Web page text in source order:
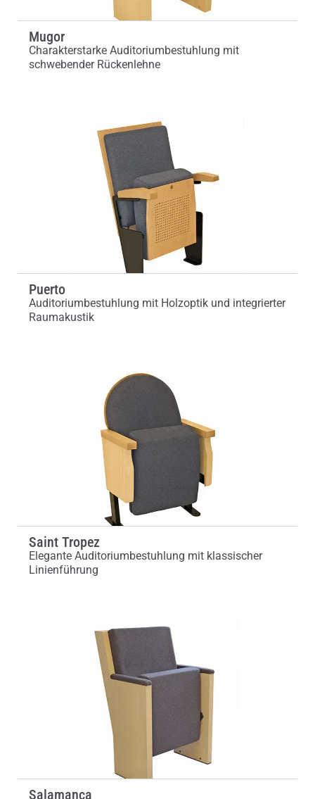
Mugor
Charakterstarke Auditoriumbestuhlung mit
schwebender Rückenlehne
Puerto
Auditoriumbestuhlung mit Holzoptik und integrierter
Raumakustik
Saint Tropez
Elegante Auditoriumbestuhlung mit klassischer
Linienführung
Salamanca